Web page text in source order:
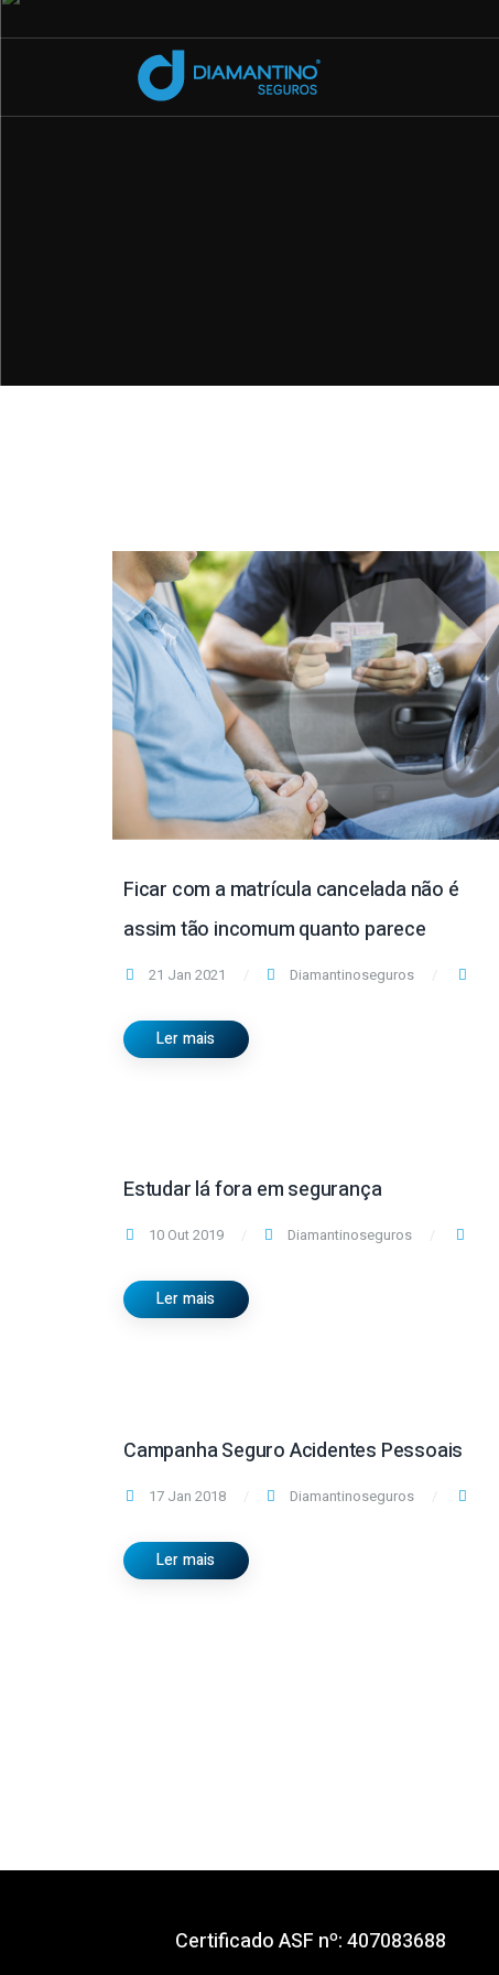
Ficar com a matrícula cancelada não é
assim tão incomum quanto parece
21 Jan 2021 Diamantinoseguros
Ler mais
Estudar lá fora em segurança
10 Out 2019 Diamantinoseguros
Ler mais
Campanha Seguro Acidentes Pessoais
17 Jan 2018 Diamantinoseguros
Ler mais
Certificado ASF nº: 407083688